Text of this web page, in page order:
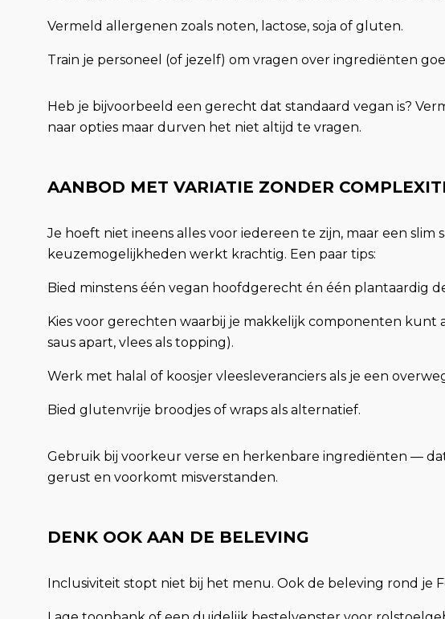
Vermeld allergenen zoals noten, lactose, soja of gluten.
Train je personeel (of jezelf) om vragen over ingrediënten
Heb je bijvoorbeeld een gerecht dat standaard vegan is?
naar opties maar durven het niet altijd te vragen.
AANBOD MET VARIATIE ZONDER
Je hoeft niet ineens alles voor iedereen te zijn, maar een
keuzemogelijkheden werkt krachtig. Een paar tips:
Bied minstens één vegan hoofdgerecht én één plantaardig
Kies voor gerechten waarbij je makkelijk componenten kunt
saus apart, vlees als topping).
Werk met halal of koosjer vleesleveranciers als je een
Bied glutenvrije broodjes of wraps als alternatief.
Gebruik bij voorkeur verse en herkenbare ingrediënten —
gerust en voorkomt misverstanden.
DENK OOK AAN DE BELEVING
Inclusiviteit stopt niet bij het menu. Ook de beleving rond je